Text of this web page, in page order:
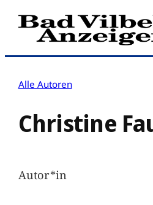
Zum
Inhalt
Alle Autoren
Christine
Autor*in